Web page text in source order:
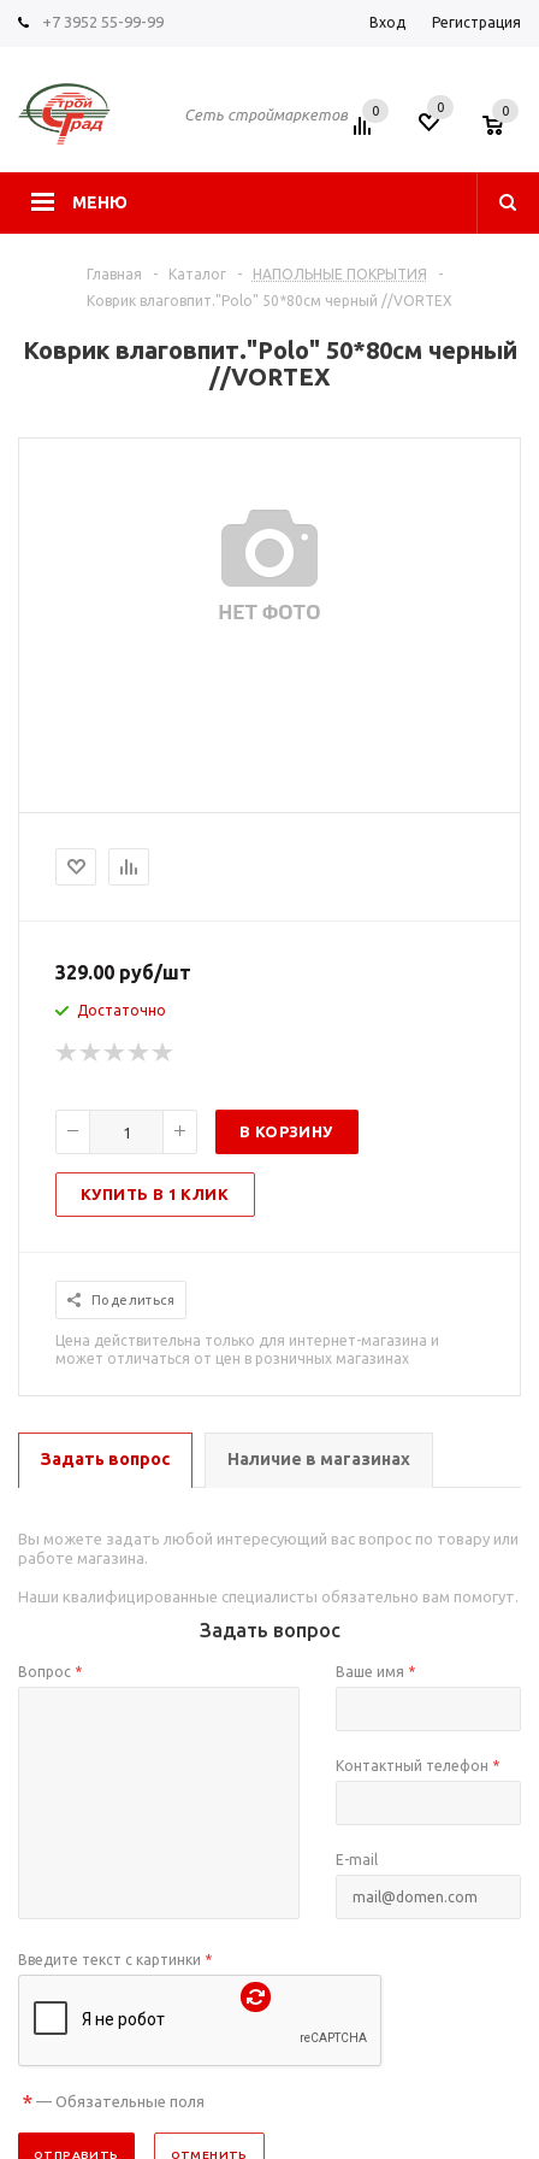
+7 3952 55-99-99 Вход Регистрация
Сеть строймаркетов
МЕНЮ
0 0 0
Главная - Каталог - НАПОЛЬНЫЕ ПОКРЫТИЯ
-
Коврик влаговпит."Polo" 50*80см черный //VORTEX
Коврик влаговпит."Polo" 50*80см черный
//VORTEX
329.00 руб/шт
Достаточно
В КОРЗИНУ
КУПИТЬ В 1 КЛИК
Поделиться
Цена действительна только для интернет-магазина и
может отличаться от цен в розничных магазинах
Задать вопрос Наличие в магазинах
Вы можете задать любой интересующий вас вопрос по товару или
работе магазина.
Наши квалифицированные специалисты обязательно вам помогут.
Задать вопрос
Вопрос * Ваше имя *
Контактный телефон *
E-mail
Введите текст с картинки *
* — Обязательные поля
ОТПРАВИТЬ ОТМЕНИТЬ